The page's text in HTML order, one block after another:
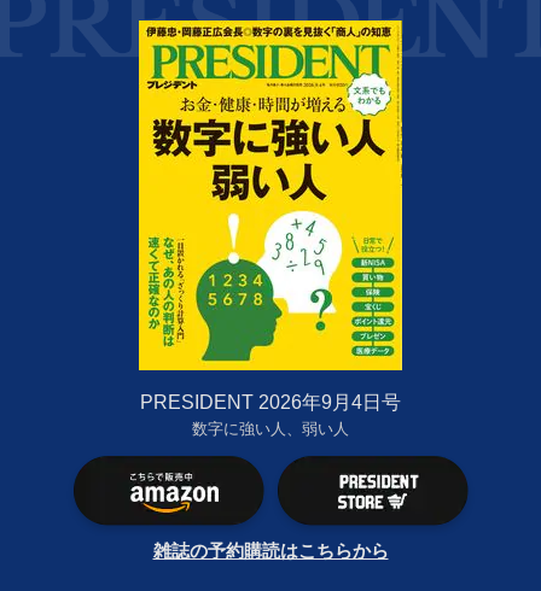
PRESIDENT 2026年9月4日号
数字に強い人、弱い人
雑誌の予約購読はこちらから